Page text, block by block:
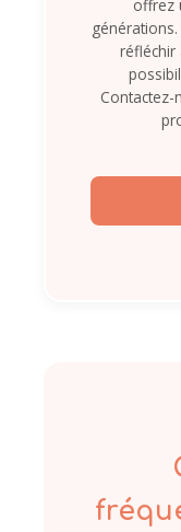
offrez
réfléchir
Contactez-